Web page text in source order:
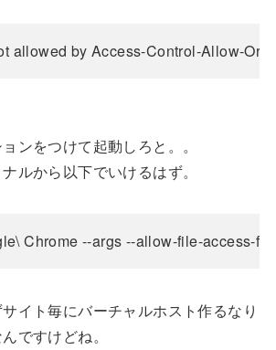
ンをつけて起動しろと。。
ルから以下でいけるはず。
イト毎にバーチャルホスト作るなり
ですけどね。